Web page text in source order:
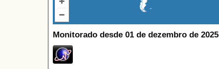
Monitorado desde 01 de dezembro de